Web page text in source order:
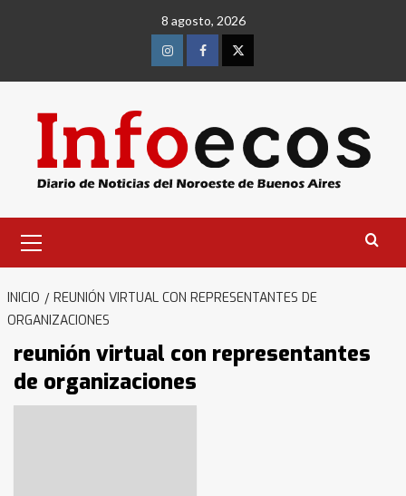
8 agosto, 2026
InstagramFacebookTwitter
primario
INICIO
REUNIÓN VIRTUAL CON REPRESENTANTES DE
ORGANIZACIONES
reunión virtual con representantes
de organizaciones